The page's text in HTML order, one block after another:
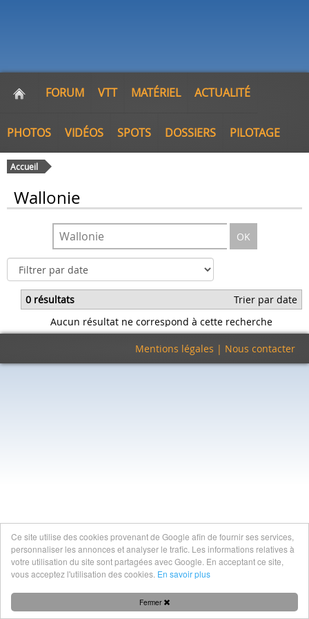
FORUM VTT MATÉRIEL ACTUALITÉ
PHOTOS VIDÉOS SPOTS DOSSIERS PILOTAGE
Accueil
Wallonie
OK
0 résultats
Trier par date
Aucun résultat ne correspond à cette recherche
Mentions légales | Nous contacter
Fermer
Ce site utilise des cookies provenant de Google afin de fournir ses services,
personnaliser les annonces et analyser le trafic. Les informations relatives à
votre utilisation du site sont partagées avec Google. En acceptant ce site,
vous acceptez l'utilisation des cookies. En savoir plus